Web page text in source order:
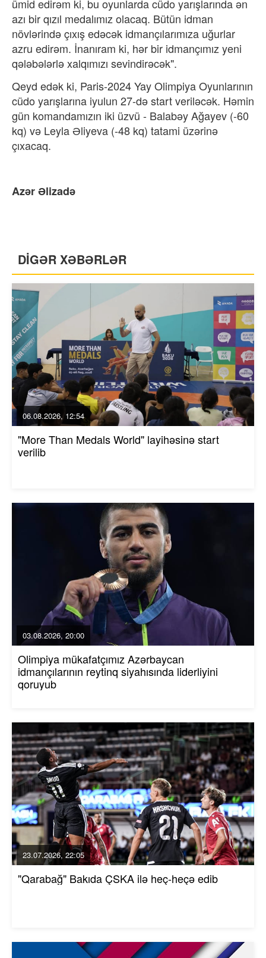
ümid edirəm ki, bu oyunlarda cüdo yarışlarında ən
azı bir qızıl medalımız olacaq. Bütün idman
növlərində çıxış edəcək idmançılarımıza uğurlar
azru edirəm. İnanıram ki, hər bir idmançımız yeni
qələbələrlə xalqımızı sevindirəcək".
Qeyd edək ki, Paris-2024 Yay Olimpiya Oyunlarının
cüdo yarışlarına iyulun 27-də start veriləcək. Həmin
gün komandamızın iki üzvü - Balabəy Ağayev (-60
kq) və Leyla Əliyeva (-48 kq) tatami üzərinə
çıxacaq.
Azər Əlizadə
DİGƏR XƏBƏRLƏR
06.08.2026, 12:54
"More Than Medals World" layihəsinə start
verilib
03.08.2026, 20:00
Olimpiya mükafatçımız Azərbaycan
idmançılarının reytinq siyahısında liderliyini
qoruyub
23.07.2026, 22:05
"Qarabağ" Bakıda ÇSKA ilə heç-heçə edib